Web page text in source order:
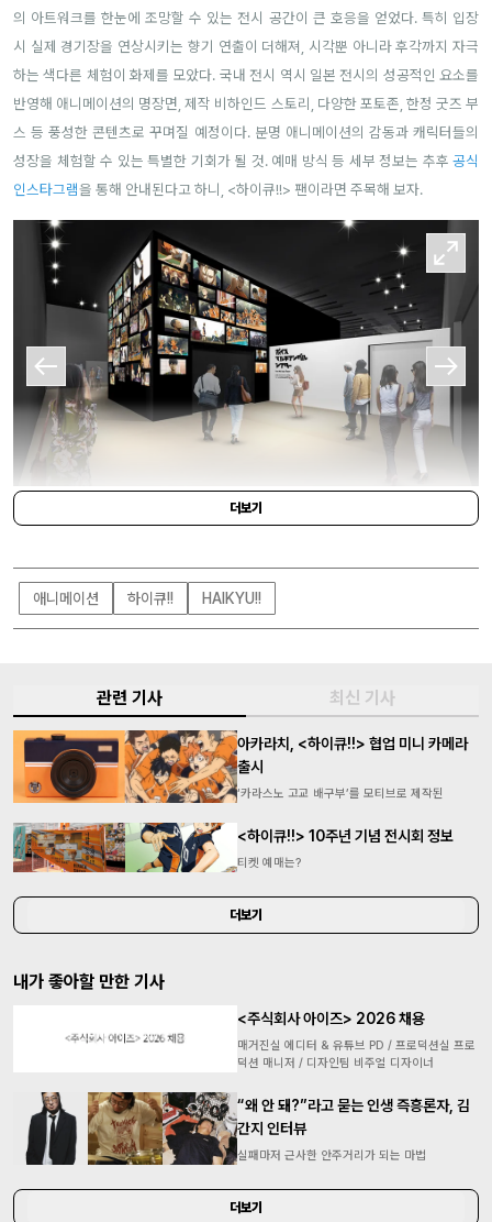
의 아트워크를 한눈에 조망할 수 있는 전시 공간이 큰 호응을 얻었다. 특히 입장
시 실제 경기장을 연상시키는 향기 연출이 더해져, 시각뿐 아니라 후각까지 자극
하는 색다른 체험이 화제를 모았다. 국내 전시 역시 일본 전시의 성공적인 요소를
반영해 애니메이션의 명장면, 제작 비하인드 스토리, 다양한 포토존, 한정 굿즈 부
스 등 풍성한 콘텐츠로 꾸며질 예정이다. 분명 애니메이션의 감동과 캐릭터들의
성장을 체험할 수 있는 특별한 기회가 될 것. 예매 방식 등 세부 정보는 추후 공식
인스타그램을 통해 안내된다고 하니, <하이큐!!> 팬이라면 주목해 보자.
SHUEISHA
더보기
애니메이션 하이큐!! HAIKYU!!
관련 기사 최신 기사
아카라치, <하이큐!!> 협업 미니 카메라
출시
‘카라스노 고교 배구부’를 모티브로 제작된
<하이큐!!> 10주년 기념 전시회 정보
티켓 예매는?
더보기
내가 좋아할 만한 기사
<주식회사 아이즈> 2026 채용
매거진실 에디터 & 유튜브 PD / 프로덕션실 프로
덕션 매니저 / 디자인팀 비주얼 디자이너
“왜 안 돼?”라고 묻는 인생 즉흥론자, 김
간지 인터뷰
실패마저 근사한 안주거리가 되는 마법
더보기